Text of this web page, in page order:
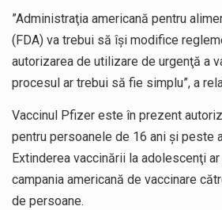
”Administraţia americană pentru
(FDA) va trebui să îşi modifice
autorizarea de utilizare de urgenţă a
procesul ar trebui să fie simplu”, a
Vaccinul Pfizer este în prezent
pentru persoanele de 16 ani şi peste
Extinderea vaccinării la adolescenţi
campania americană de vaccinare
de persoane.